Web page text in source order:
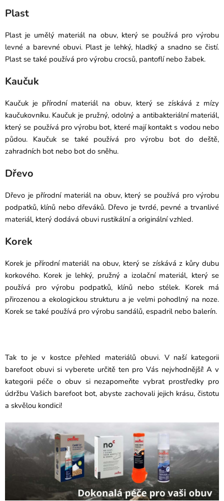
Plast
Plast je umělý materiál na obuv, který se používá pro výrobu
levné a barevné obuvi. Plast je lehký, hladký a snadno se čistí.
Plast se také používá pro výrobu crocsů, pantoflí nebo žabek.
Kaučuk
Kaučuk je přírodní materiál na obuv, který se získává z mízy
kaučukovníku. Kaučuk je pružný, odolný a antibakteriální materiál,
který se používá pro výrobu bot, které mají kontakt s vodou nebo
půdou. Kaučuk se také používá pro výrobu bot do deště,
zahradních bot nebo bot do sněhu.
Dřevo
Dřevo je přírodní materiál na obuv, který se používá pro výrobu
podpatků, klínů nebo dřeváků. Dřevo je tvrdé, pevné a trvanlivé
materiál, který dodává obuvi rustikální a originální vzhled.
Korek
Korek je přírodní materiál na obuv, který se získává z kůry dubu
korkového. Korek je lehký, pružný a izolační materiál, který se
používá pro výrobu podpatků, klínů nebo stélek. Korek má
přirozenou a ekologickou strukturu a je velmi pohodlný na noze.
Korek se také používá pro výrobu sandálů, espadril nebo balerín.
Tak to je v kostce přehled materiálů obuvi. V naší kategorii
barefoot obuvi si vyberete určitě ten pro Vás nejvhodnější! A v
kategorii péče o obuv si nezapomeňte vybrat prostředky pro
údržbu Vašich barefoot bot, abyste zachovali jejich krásu, čistotu
a skvělou kondici!